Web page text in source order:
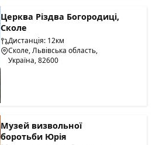
Церква Різдва Богородиці,
Сколе
Дистанція: 12км
Сколе, Львівська область,
Україна, 82600
Музей визвольної
боротьби Юрія